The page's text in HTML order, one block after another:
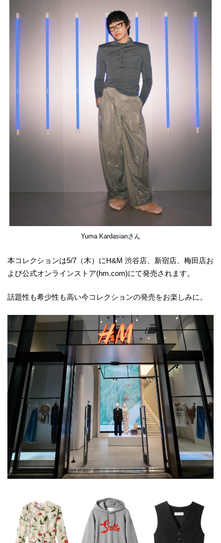
Yuma Kardasianさん
本コレクションは5/7（木）にH&M 渋谷店、新宿店、梅田店お
よび公式オンラインストア(hm.com)にて発売されます。
話題性も希少性も高い今コレクションの発売をお楽しみに。